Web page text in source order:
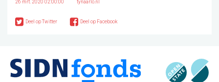
26 mrt. 2020 02:00:00
tynaarlo.nl
Deel op Twitter Deel op Facebook